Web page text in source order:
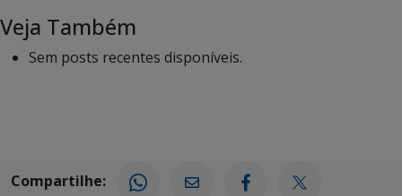
Veja Também
Sem posts recentes disponíveis.
Compartilhe: